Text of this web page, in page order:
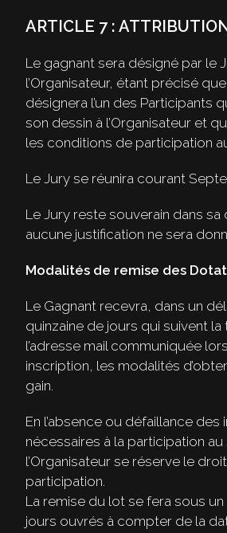
ARTICLE 7 :
Le gagnant sera désigné par le
l’Organisateur, étant précisé
désignera l’un des Participants
son dessin à l’Organisateur et
les conditions de participation
Le Jury se réunira courant
Le Jury reste souverain dans sa
aucune justification ne sera
Modalités de remise des
Le Gagnant recevra, dans un
quinzaine de jours qui suivent
l’adresse mail communiquée
inscription, les modalités
gain.
En l’absence ou défaillance des
nécessaires à la participation au
l’Organisateur se réserve le
participation.
La remise du lot se fera sous
jours ouvrés à compter de la